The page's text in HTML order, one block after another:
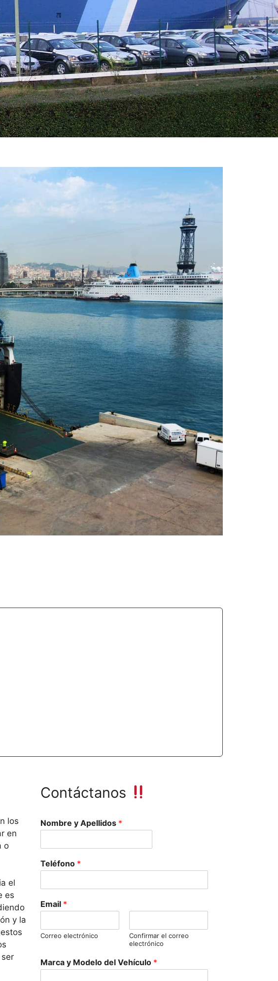
los
en
o
el
es
y la
Contáctanos
Nombre y Apellidos *
Teléfono *
Email *
Correo electrónico
Confirmar el correo
electrónico
Marca y Modelo del Vehículo *